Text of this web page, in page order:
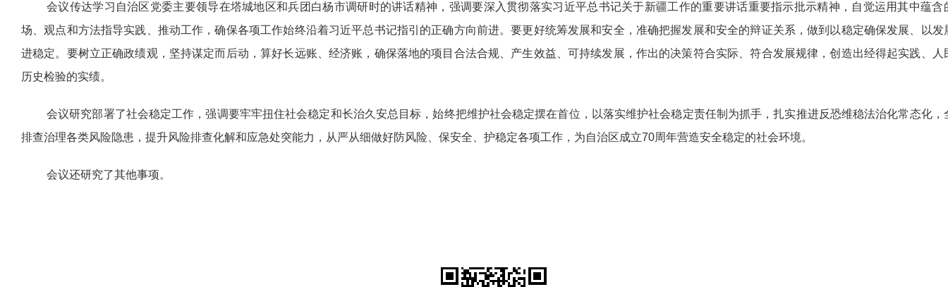
会议传达学习自治区党委主要领导在塔城地区和兵团白杨市调研时的讲话精神，强调要深入贯彻落实习近平总书记关于新疆工作的重要讲话重要指示批示精神，自觉运用其中蕴含
场、观点和方法指导实践、推动工作，确保各项工作始终沿着习近平总书记指引的正确方向前进。要更好统筹发展和安全，准确把握发展和安全的辩证关系，做到以稳定确保发展、以发
进稳定。要树立正确政绩观，坚持谋定而后动，算好长远账、经济账，确保落地的项目合法合规、产生效益、可持续发展，作出的决策符合实际、符合发展规律，创造出经得起实践、人
历史检验的实绩。
会议研究部署了社会稳定工作，强调要牢牢扭住社会稳定和长治久安总目标，始终把维护社会稳定摆在首位，以落实维护社会稳定责任制为抓手，扎实推进反恐维稳法治化常态化，
排查治理各类风险隐患，提升风险排查化解和应急处突能力，从严从细做好防风险、保安全、护稳定各项工作，为自治区成立70周年营造安全稳定的社会环境。
会议还研究了其他事项。